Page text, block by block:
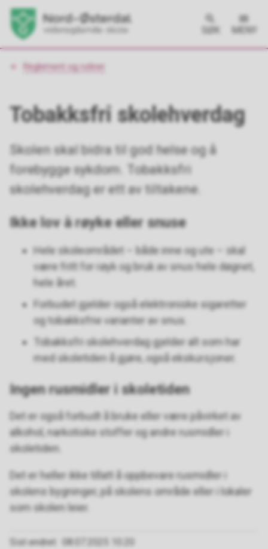
SØK MENY
Du
Reglement og rutiner
Tobakksfri skolehverdag
Skolen skal bidra til god helse og å
forebygge sykdom. Tobakksfri
skolehverdag er ett av tiltakene.
Ikke lov å røyke eller snuse
Hele skoleområdet – både inne og ute – skal
være fritt for røyk og bruk av snus hele døgnet,
hele året.
Forbudet gjelder også elektroniske sigaretter
og tobakksfrie varianter av snus.
Tobakksfri skolehverdag gjelder alt som har
med skoletiden å gjøre, også ekskursjoner.
Ingen rusmidler i skoletiden
Det er også forbudt å bruke eller være påvirket av
alkohol, narkotiske stoffer og andre rusmidler i
skoletiden.
Det er heller ikke tillatt å oppbevare rusmidler i
skolens bygninger, på skolens område eller i lokaler
som skolen leier.
Sist endret 08.07.2025 10.20